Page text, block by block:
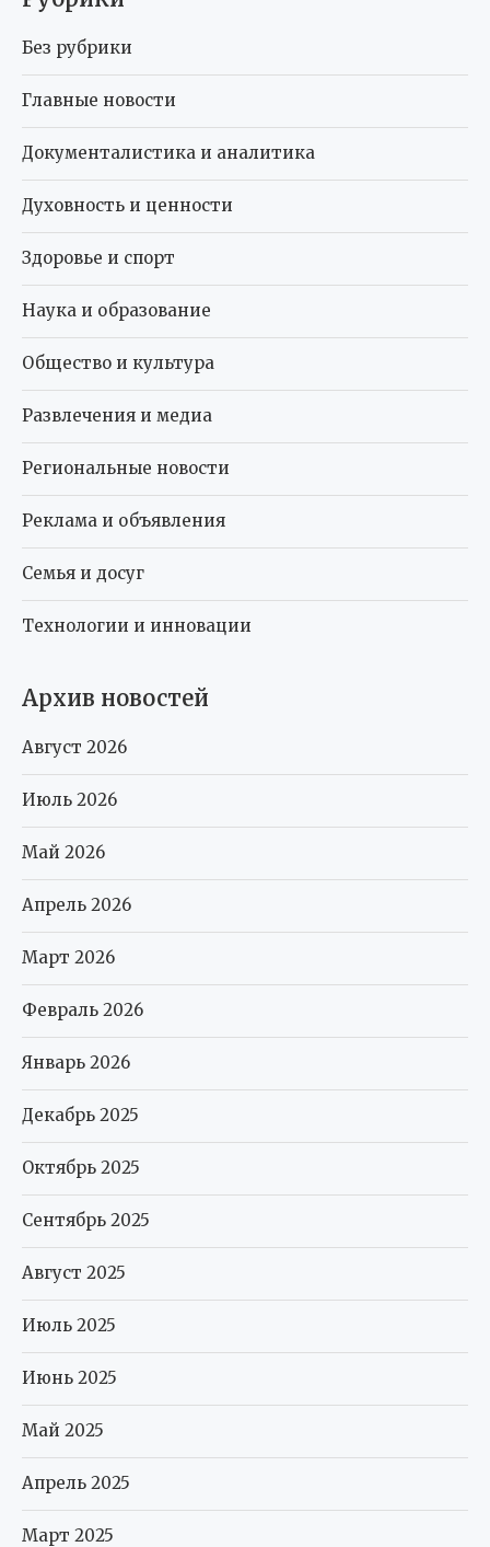
Без рубрики
Главные новости
Документалистика и аналитика
Духовность и ценности
Здоровье и спорт
Наука и образование
Общество и культура
Развлечения и медиа
Региональные новости
Реклама и объявления
Семья и досуг
Технологии и инновации
Архив новостей
Август 2026
Июль 2026
Май 2026
Апрель 2026
Март 2026
Февраль 2026
Январь 2026
Декабрь 2025
Октябрь 2025
Сентябрь 2025
Август 2025
Июль 2025
Июнь 2025
Май 2025
Апрель 2025
Март 2025